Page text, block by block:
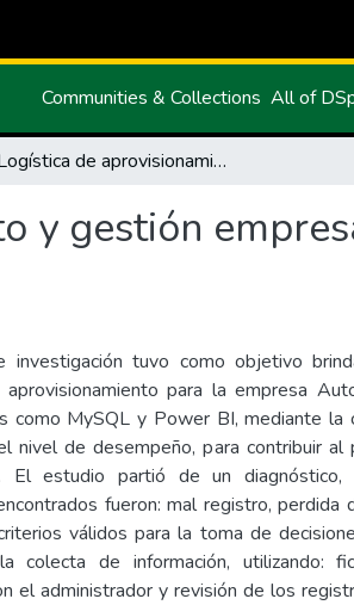
Communities & Collections All of
“Logística de aprovisionamiento y gestión empresarial en la compañía Automundo
y gestión
investigación tuvo como objetivo
para la empresa
como MySQL y Power BI, mediante la
nivel de desempeño, para contribuir
El estudio partió de un diagnóstico,
fueron: mal registro,
válidos para la toma de
colecta de información, utilizando:
el administrador y revisión de los